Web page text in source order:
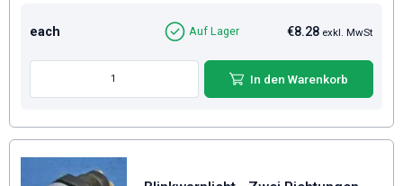
each €8.28 exkl. MwSt
Auf Lager
In den Warenkorb